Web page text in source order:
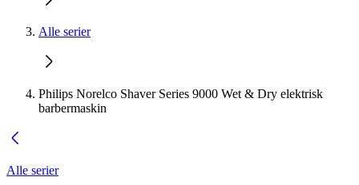
Alle serier
Philips Norelco Shaver Series 9000 Wet & Dry elektrisk
barbermaskin
Alle serier